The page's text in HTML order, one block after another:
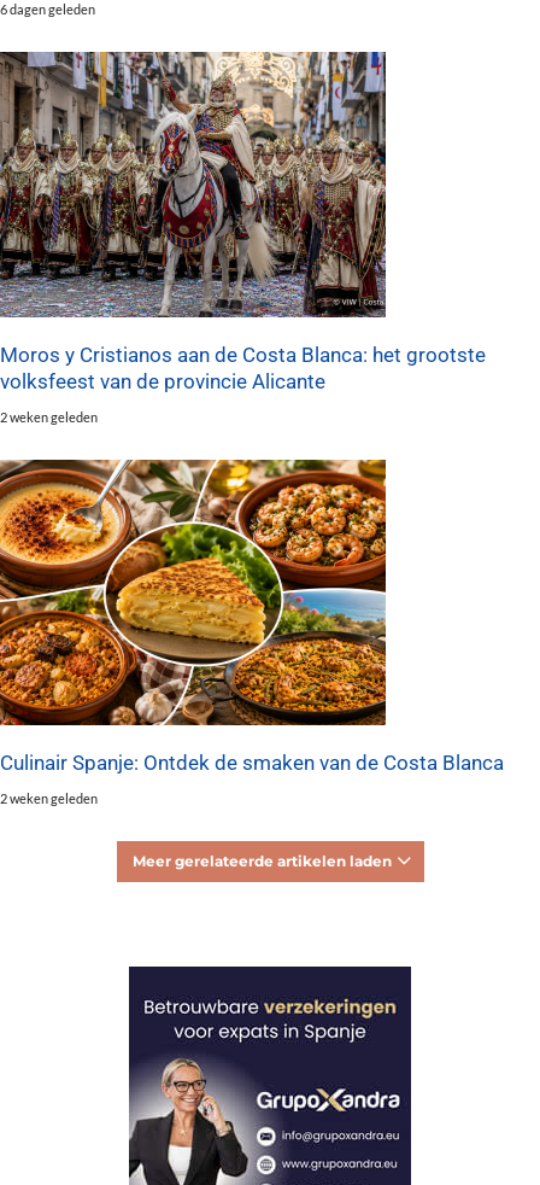
6 dagen geleden
Moros y Cristianos aan de Costa Blanca: het grootste
volksfeest van de provincie Alicante
2 weken geleden
Culinair Spanje: Ontdek de smaken van de Costa Blanca
2 weken geleden
Meer gerelateerde artikelen laden